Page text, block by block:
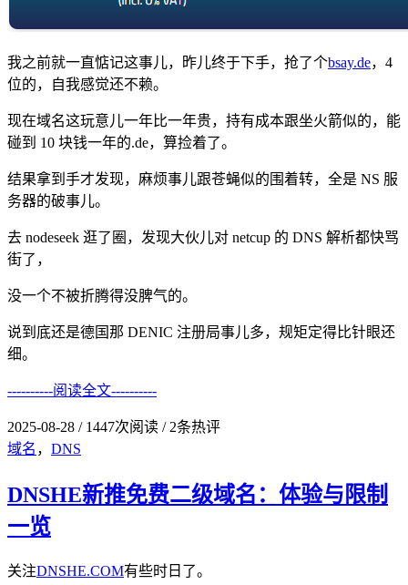
我之前就一直惦记这事儿，昨儿终于下手，抢了个bsay.de，4
位的，自我感觉还不赖。
现在域名这玩意儿一年比一年贵，持有成本跟坐火箭似的，能
碰到 10 块钱一年的.de，算捡着了。
结果拿到手才发现，麻烦事儿跟苍蝇似的围着转，全是 NS 服
务器的破事儿。
去 nodeseek 逛了圈，发现大伙儿对 netcup 的 DNS 解析都快骂
街了，
没一个不被折腾得没脾气的。
说到底还是德国那 DENIC 注册局事儿多，规矩定得比针眼还
细。
----------阅读全文----------
2025-08-28 / 1447次阅读 / 2条热评
域名 ， DNS
DNSHE新推免费二级域名：体验与限制
一览
关注DNSHE.COM有些时日了。